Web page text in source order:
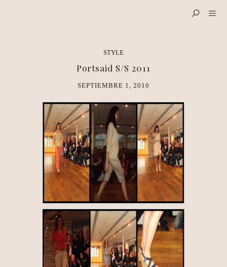
STYLE
Portsaid S/S 2011
SEPTIEMBRE 1, 2010